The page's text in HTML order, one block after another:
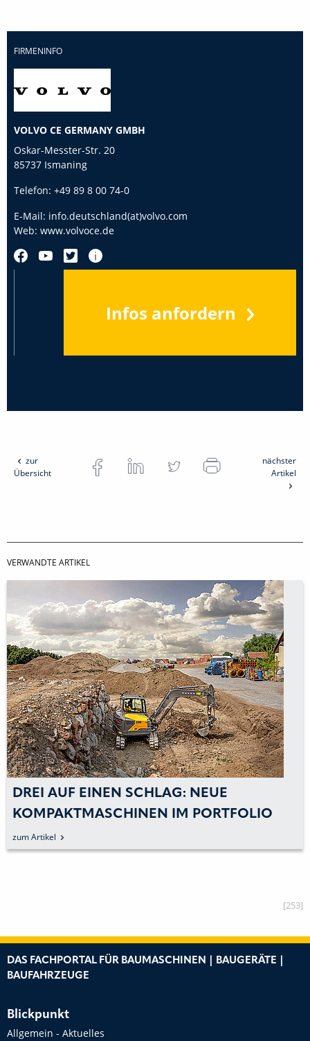
FIRMENINFO
VOLVO CE GERMANY GMBH
Oskar-Messter-Str. 20
85737 Ismaning
Telefon: +49 89 8 00 74-0
E-Mail: info.deutschland(at)volvo.com
Web: www.volvoce.de
Infos anfordern
zur
Übersicht
nächster
Artikel
VERWANDTE ARTIKEL
50-TONNER MIT
»BAGGERPOWER«
[253]
DAS FACHPORTAL FÜR BAUMASCHINEN | BAUGERÄTE |
BAUFAHRZEUGE
Blickpunkt
Allgemein - Aktuelles